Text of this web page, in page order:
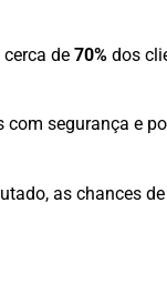
de 70% dos
segurança e
as chances